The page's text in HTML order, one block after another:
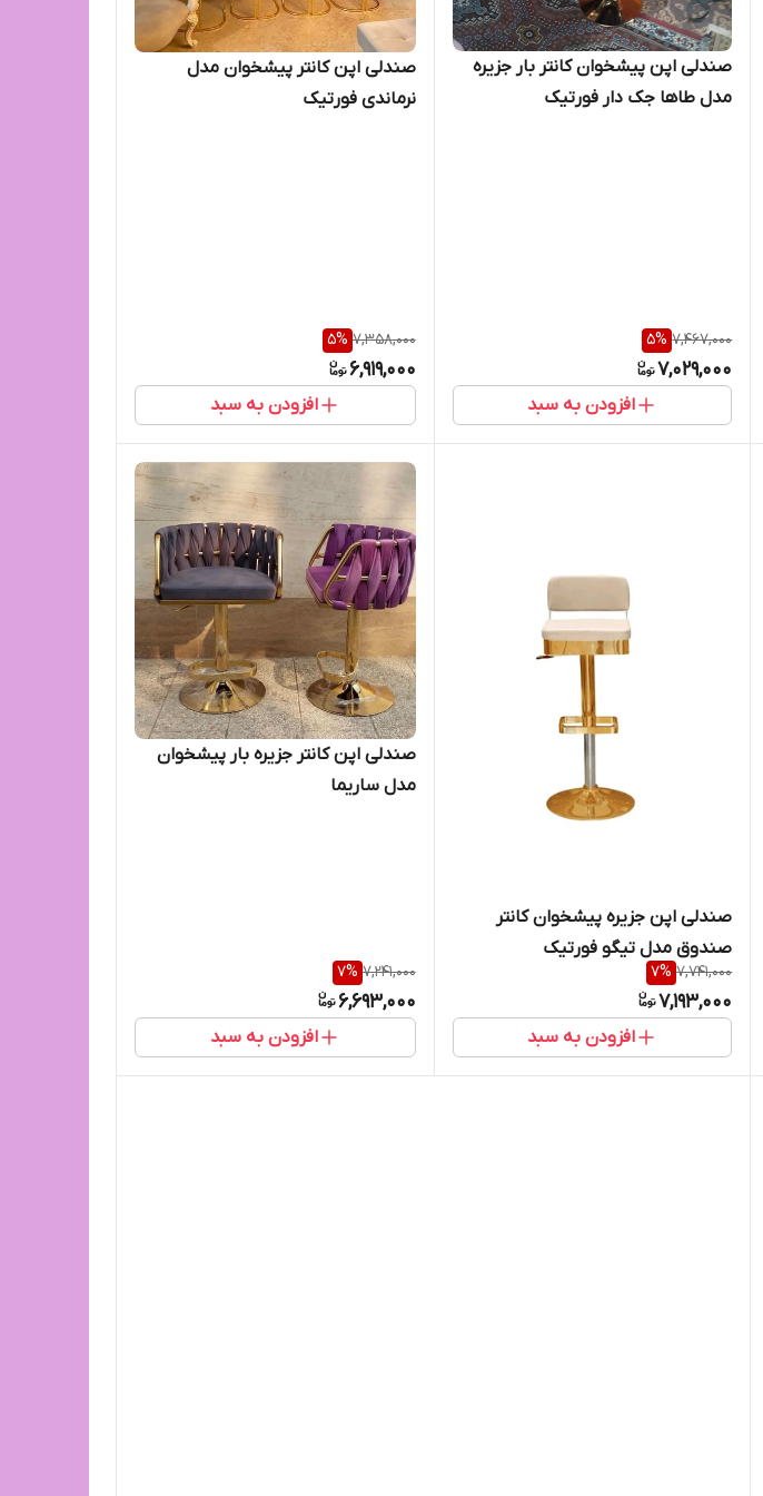
صندلی اپن پیشخوان کانتر بار جزیره
مدل طاها جک دار فورتیک
7,467,000
5%
7,029,000
افزودن به سبد
صندلی اپن کانتر پیشخوان مدل
نرماندی فورتیک
7,358,000
5%
6,919,000
افزودن به سبد
صندلی اپن جزیره پیشخوان کانتر
صندوق مدل تیگو فورتیک
7,741,000
7%
7,193,000
افزودن به سبد
صندلی اپن کانتر جزیره بار پیشخوان
مدل ساریما
7,241,000
7%
6,693,000
افزودن به سبد